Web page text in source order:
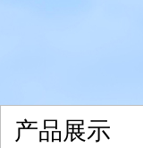
产品展示